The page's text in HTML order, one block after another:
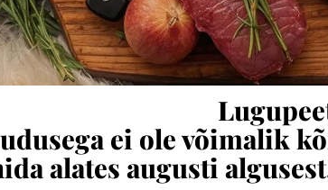
ei ole võimalik
alates augusti